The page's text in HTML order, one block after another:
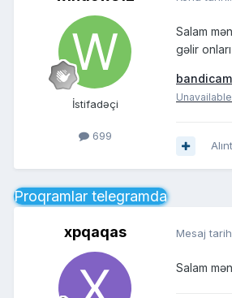
İstifadəçi
699
Salam
gəlir
Unavailable
Proqramlar telegramda
xpqaqas Mesaj
Salam